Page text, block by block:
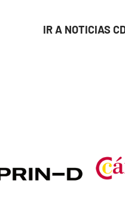
IR A NOTICIAS